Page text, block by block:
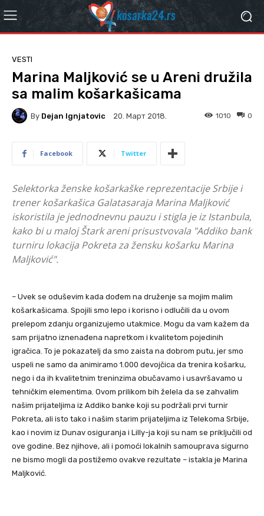
VESTI
Marina Maljković se u Areni družila
sa malim košarkašicama
By Dejan Ignjatovic 20. Март 2018. 0
1010
Facebook Twitter
Selektorka ženske košarkaške reprezentacije Srbije i
trener košarkašica Galatasaraja Marina Maljković
iskoristila je jednodnevnu pauzu i stigla je iz Istanbula,
kako bi u maloj Štark areni prisustvovala "Addiko bank
turniru lokacija Pokreta za žensku košarku Marina
Maljković".
– Uvek se oduševim kada dođem na druženje sa mojim malim
košarkašicama. Spojili smo lepo i korisno i odlučili da u ovom
prelepom zdanju organizujemo utakmice. Mogu da vam kažem da
sam prijatno iznenađena napretkom i kvalitetom pojedinih
igračica. To je pokazatelj da smo zaista na dobrom putu, jer smo
uspeli ne samo da animiramo 1.000 devojčica da trenira košarku,
nego i da ih kvalitetnim treninzima obučavamo i usavršavamo u
tehničkim elementima. Ovom prilikom bih želela da se zahvalim
našim prijateljima iz Addiko banke koji su podržali prvi turnir
Pokreta, ali isto tako i našim starim prijateljima iz Telekoma Srbije,
kao i novim iz Dunav osiguranja i Lilly-ja koji su nam se priključili od
ove godine. Bez njihove, ali i pomoći lokalnih samouprava sigurno
ne bismo mogli da postižemo ovakve rezultate – istakla je Marina
Maljković.